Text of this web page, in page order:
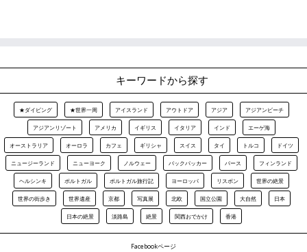
キーワードから探す
★ダイビング ★世界一周 アイスランド アウトドア アジア アジアンビーチ
アジアンリゾート アメリカ イギリス イタリア インド エーゲ海
オーストラリア オーロラ カフェ ギリシャ スイス タイ トルコ ドイツ
ニュージーランド ニューヨーク ノルウェー バックパッカー パース フィンランド
ヘルシンキ ポルトガル ポルトガル旅行記 ヨーロッパ リスボン 世界の絶景
世界の街歩き 世界遺産 京都 写真展 北欧 国立公園 大自然 日本
日本の絶景 淡路島 絶景 関西おでかけ 香港
Facebookページ